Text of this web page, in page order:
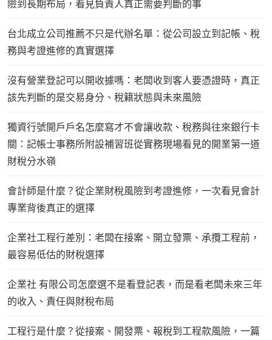
險到長期布局，看見負責人真正需要判斷的事
台北成立公司推薦不只是代辦名單：從公司設立到記帳、稅
務與考證進修的真實選擇
沒有營業登記可以開收據嗎：老闆收到客人要憑證時，真正
該先判斷的是交易身分、稅籍狀態與未來風險
獨資行號開戶戶名怎麼寫才不會讓收款、稅務與往來銀行卡
關：記帳士事務所附設補習班從實務現場看見的開業第一道
財稅分水嶺
會計師是什麼？從企業財稅風險到考證進修，一次看見會計
專業背後真正的選擇
企業社工程行差別：老闆在接案、開立發票、承攬工程前，
最容易低估的財稅選擇
企業社 有限公司怎麼選不是看登記表，而是看老闆未來三年
的收入、責任與財稅布局
工程行是什麼？從接案、開發票、報稅到工程款風險，一篇